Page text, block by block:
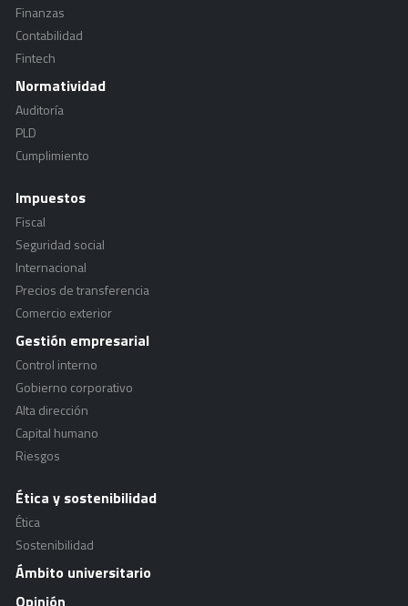
Finanzas
Contabilidad
Fintech
Normatividad
Auditoría
PLD
Cumplimiento
Impuestos
Fiscal
Seguridad social
Internacional
Precios de transferencia
Comercio exterior
Gestión empresarial
Control interno
Gobierno corporativo
Alta dirección
Capital humano
Riesgos
Ética y sostenibilidad
Ética
Sostenibilidad
Ámbito universitario
Opinión